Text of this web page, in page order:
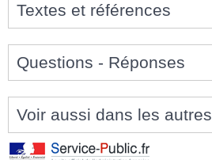
Textes et références
Questions - Réponses
Voir aussi dans les